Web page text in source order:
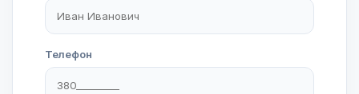
Телефон